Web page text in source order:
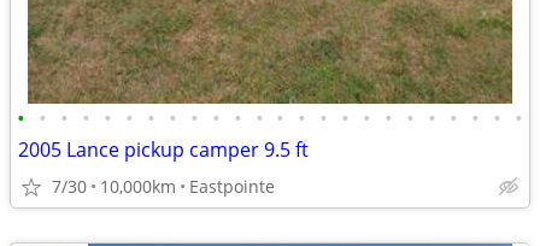
• • • • • • • • • • • • • • • • • • • • • • • •
2005 Lance pickup camper 9.5 ft
7/30 10,000km Eastpointe